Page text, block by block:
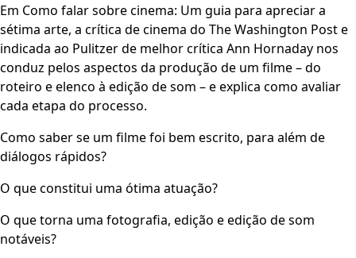
Em Como falar sobre cinema: Um guia para apreciar a
sétima arte, a crítica de cinema do The Washington Post e
indicada ao Pulitzer de melhor crítica Ann Hornaday nos
conduz pelos aspectos da produção de um filme – do
roteiro e elenco à edição de som – e explica como avaliar
cada etapa do processo.
Como saber se um filme foi bem escrito, para além de
diálogos rápidos?
O que constitui uma ótima atuação?
O que torna uma fotografia, edição e edição de som
notáveis?